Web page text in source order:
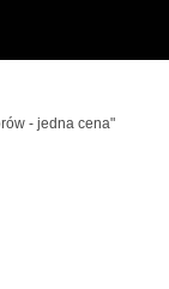
- jedna cena"